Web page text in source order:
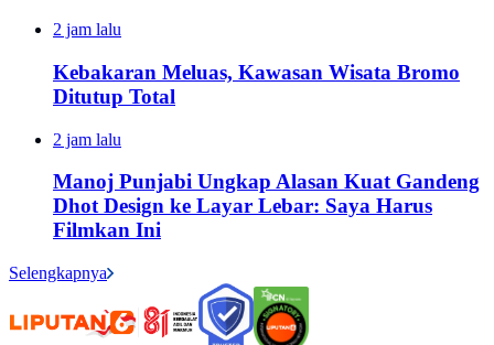
2 jam lalu
Kebakaran Meluas, Kawasan Wisata Bromo
Ditutup Total
2 jam lalu
Manoj Punjabi Ungkap Alasan Kuat Gandeng
Dhot Design ke Layar Lebar: Saya Harus
Filmkan Ini
Selengkapnya